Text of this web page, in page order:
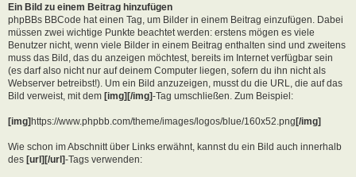
Ein Bild zu einem Beitrag hinzufügen
phpBBs BBCode hat einen Tag, um Bilder in einem Beitrag einzufügen. Dabei
müssen zwei wichtige Punkte beachtet werden: erstens mögen es viele
Benutzer nicht, wenn viele Bilder in einem Beitrag enthalten sind und zweitens
muss das Bild, das du anzeigen möchtest, bereits im Internet verfügbar sein
(es darf also nicht nur auf deinem Computer liegen, sofern du ihn nicht als
Webserver betreibst!). Um ein Bild anzuzeigen, musst du die URL, die auf das
Bild verweist, mit dem [img][/img]-Tag umschließen. Zum Beispiel:
[img]https://www.phpbb.com/theme/images/logos/blue/160x52.png[/img]
Wie schon im Abschnitt über Links erwähnt, kannst du ein Bild auch innerhalb
des [url][/url]-Tags verwenden: